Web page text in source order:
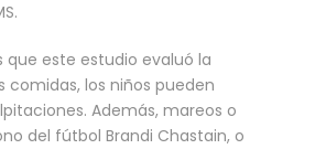
que este estudio evaluó la
comidas, los niños pueden
Además, mareos o
del fútbol Brandi Chastain, o